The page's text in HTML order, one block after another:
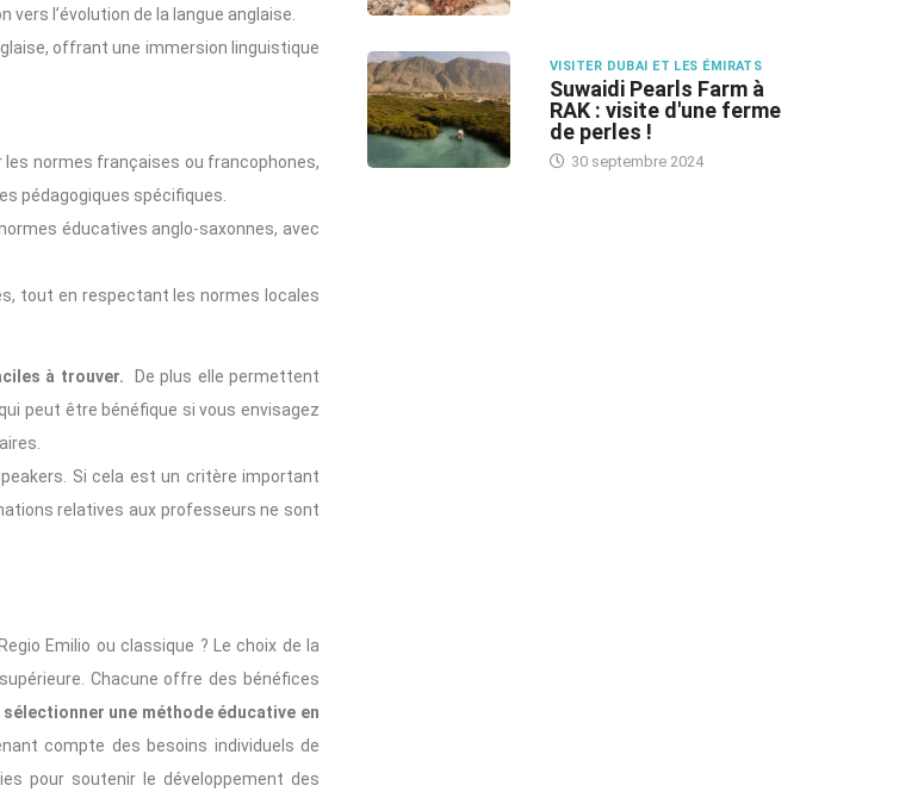
l’évolution de la langue anglaise.
offrant une immersion linguistique
normes françaises ou francophones,
pédagogiques spécifiques.
éducatives anglo-saxonnes, avec
tout en respectant les normes locales
à trouver.
De plus elle permettent
peut être bénéfique si vous envisagez
Si cela est un critère important
relatives aux professeurs ne sont
Emilio ou classique ? Le choix de la
Chacune offre des bénéfices
une méthode éducative en
compte des besoins individuels de
pour soutenir le développement des
VISITER DUBAI ET LES ÉMIRATS
Suwaidi Pearls Farm à
RAK : visite d'une ferme
de perles !
30 septembre 2024